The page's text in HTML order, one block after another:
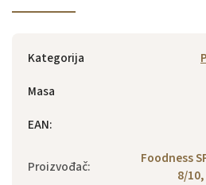
Kategorija
Masa
EAN:
Proizvođač:
Foodness
8/